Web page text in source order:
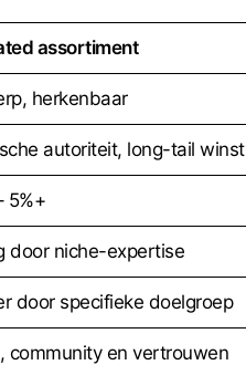
assortiment
herkenbaar
autoriteit, long-tail winst
5%+
door niche-expertise
door specifieke doelgroep
community en vertrouwen